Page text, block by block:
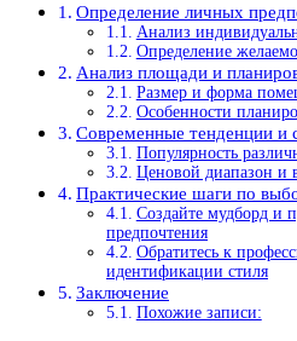
Определение личных
Анализ
Определение
Анализ площади и
Размер и форма
Особенности
Современные тенденции и
Популярность
Ценовой диапазон и
Практические шаги по
Создайте мудборд и
предпочтения
Обратитесь к
идентификации стиля
Заключение
Похожие записи: